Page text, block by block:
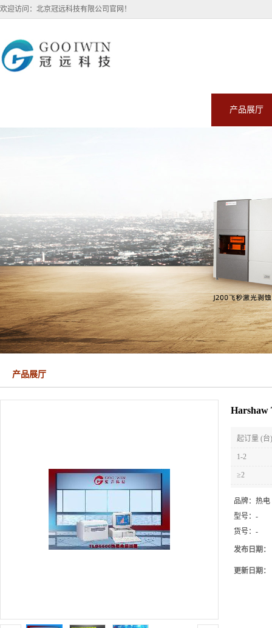
欢迎访问：北京冠远科技有限公司官网！
产品展厅
产品展厅
Harshaw
起订量 (台)
1-2
≥2
品牌： 热电
型号： -
货号： -
发布日期：
更新日期：